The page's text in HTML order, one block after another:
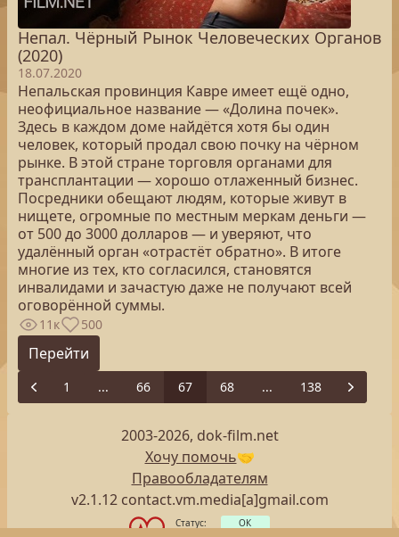
Непал. Чёрный Рынок Человеческих Органов
(2020)
18.07.2020
Непальская провинция Кавре имеет ещё одно,
неофициальное название — «Долина почек».
Здесь в каждом доме найдётся хотя бы один
человек, который продал свою почку на чёрном
рынке. В этой стране торговля органами для
трансплантации — хорошо отлаженный бизнес.
Посредники обещают людям, которые живут в
нищете, огромные по местным меркам деньги —
от 500 до 3000 долларов — и уверяют, что
удалённый орган «отрастёт обратно». В итоге
многие из тех, кто согласился, становятся
инвалидами и зачастую даже не получают всей
оговорённой суммы.
11к 500
Перейти
Previous
1 ... 66 67 68 ... 138 Next
2003-2026, dok-film.net
Хочу помочь🤝
Правообладателям
v2.1.12 contact.vm.media[a]gmail.com